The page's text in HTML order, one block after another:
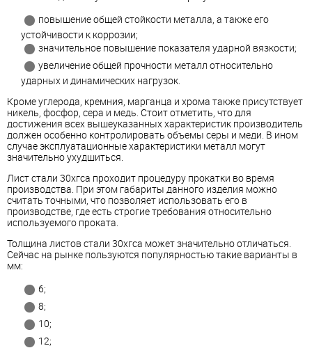
повышение общей стойкости металла, а также его
устойчивости к коррозии;
значительное повышение показателя ударной вязкости;
увеличение общей прочности металл относительно
ударных и динамических нагрузок.
Кроме углерода, кремния, марганца и хрома также присутствует
никель, фосфор, сера и медь. Стоит отметить, что для
достижения всех вышеуказанных характеристик производитель
должен особенно контролировать объемы серы и меди. В ином
случае эксплуатационные характеристики металл могут
значительно ухудшиться.
Лист стали 30хгса проходит процедуру прокатки во время
производства. При этом габариты данного изделия можно
считать точными, что позволяет использовать его в
производстве, где есть строгие требования относительно
используемого проката.
Толщина листов стали 30хгса может значительно отличаться.
Сейчас на рынке пользуются популярностью такие варианты в
мм:
6;
8;
10;
12;